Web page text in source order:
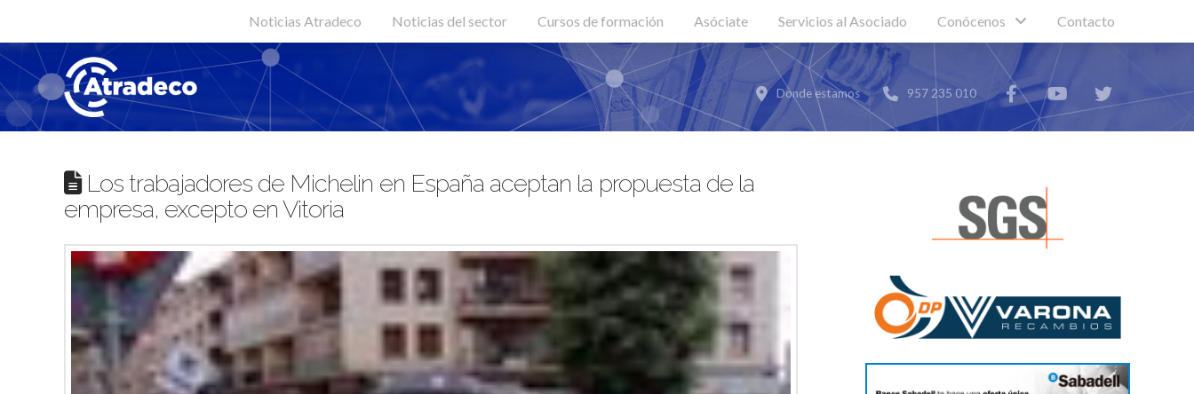
Noticias Atradeco Noticias del sector Cursos de formación Asóciate Servicios al Asociado Conócenos Contacto
Donde estamos 957 235 010
Los trabajadores de Michelin en España aceptan la propuesta de la
empresa, excepto en Vitoria